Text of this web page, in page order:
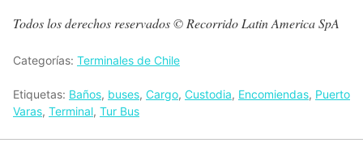
Todos los derechos reservados © Recorrido Latin America SpA
Categorías: Terminales de Chile
Etiquetas: Baños, buses, Cargo, Custodia, Encomiendas, Puerto
Varas, Terminal, Tur Bus